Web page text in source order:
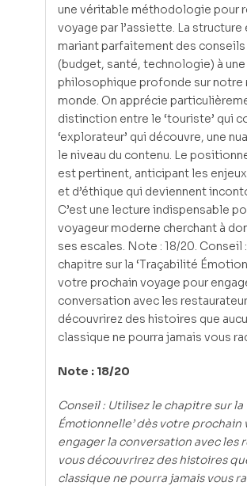
une véritable méthodologie pour
voyage par l’assiette. La
mariant parfaitement des
(budget, santé, technologie) à
philosophique profonde sur notre
monde. On apprécie
distinction entre le ‘touriste’ qui
‘explorateur’ qui découvre, une
le niveau du contenu. Le
est pertinent, anticipant les
et d’éthique qui deviennent
C’est une lecture indispensable
voyageur moderne cherchant à
ses escales. Note : 18/20. Conseil
chapitre sur la ‘Traçabilité
votre prochain voyage pour
conversation avec les
découvrirez des histoires que
classique ne pourra jamais vous
Note : 18/20
Conseil : Utilisez le chapitre sur la
Émotionnelle’ dès votre prochain
engager la conversation avec les
vous découvrirez des histoires
classique ne pourra jamais vous